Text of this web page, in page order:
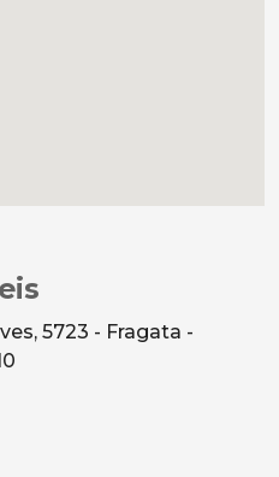
5723 - Fragata -